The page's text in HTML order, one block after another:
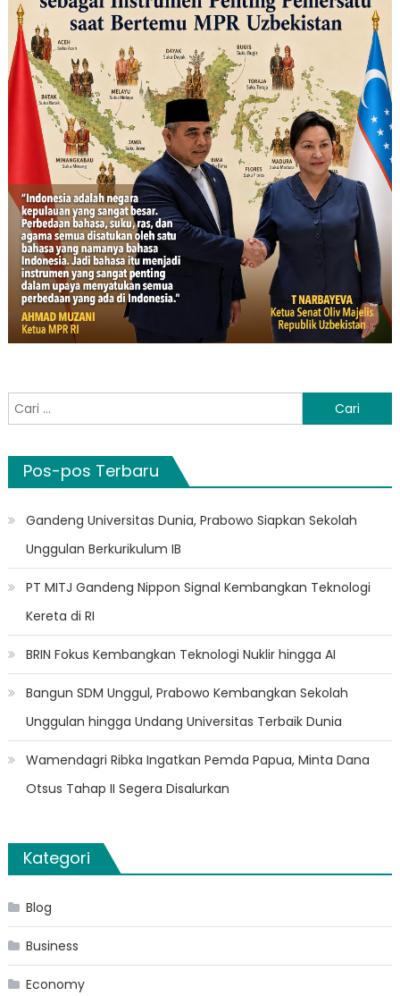
Cari
untuk:
Pos-pos Terbaru
Gandeng Universitas Dunia, Prabowo Siapkan Sekolah
Unggulan Berkurikulum IB
PT MITJ Gandeng Nippon Signal Kembangkan Teknologi
Kereta di RI
BRIN Fokus Kembangkan Teknologi Nuklir hingga AI
Bangun SDM Unggul, Prabowo Kembangkan Sekolah
Unggulan hingga Undang Universitas Terbaik Dunia
Wamendagri Ribka Ingatkan Pemda Papua, Minta Dana
Otsus Tahap II Segera Disalurkan
Kategori
Blog
Business
Economy